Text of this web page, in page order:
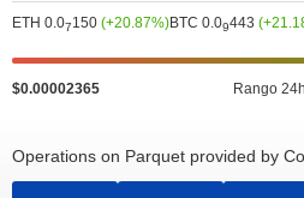
ETH 0.07150 (+20.87%)BTC 0.09443
$0.00002365 Rango 24h
Operations on Parquet provided by